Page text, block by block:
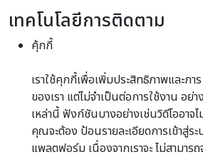
เทคโนโลยีการติดตาม
คุ้กกี้
เราใช้คุกกี้เพื่อเพิ่มประสิทธิภาพและก
ของเรา แต่ไม่จำเป็นต่อการใช้งาน อย่
เหล่านี้ ฟังก์ชันบางอย่างเช่นวิดีโออาจ
คุณจะต้อง ป้อนรายละเอียดการเข้าสู่
แพลตฟอร์ม เนื่องจากเราจะ ไม่สามาร